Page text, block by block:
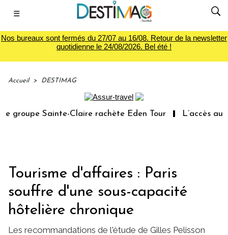
☰
Nos bureaux sont fermés du 27/07 au 16/08. Retour de la newsletter
quotidienne le 24/08/2026. Bel été !
Accueil > DESTIMAG
groupe Sainte-Claire rachète Eden Tour L’accès aux
Tourisme d'affaires : Paris
souffre d'une sous-capacité
hôtelière chronique
Les recommandations de l'étude de Gilles Pelisson